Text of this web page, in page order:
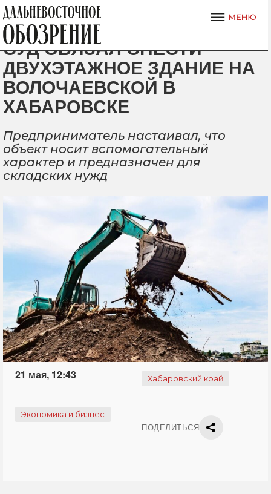
СУД ОБЯЗАЛ СНЕСТИ
ДВУХЭТАЖНОЕ ЗДАНИЕ НА
ВОЛОЧАЕВСКОЙ В
ХАБАРОВСКЕ
Предприниматель настаивал, что
объект носит вспомогательный
характер и предназначен для
складских нужд
21 мая, 12:43 Хабаровский край
Экономика и бизнес
ПОДЕЛИТЬСЯ